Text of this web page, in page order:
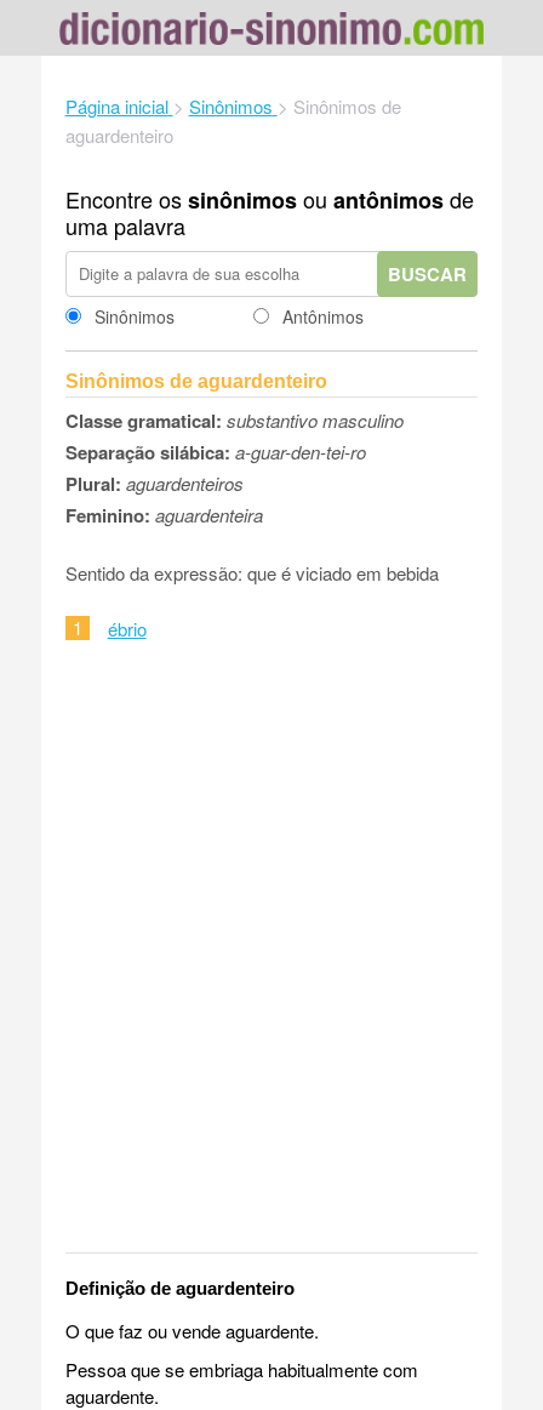
Página inicial > Sinônimos > Sinônimos de
aguardenteiro
Encontre ossinônimosou antônimosde
uma palavra
BUSCAR
Sinônimos Antônimos
Sinônimos de aguardenteiro
Classe gramatical: substantivo masculino
Separação silábica: a-guar-den-tei-ro
Plural: aguardenteiros
Feminino: aguardenteira
Sentido da expressão: que é viciado em bebida
1 ébrio
Definição de aguardenteiro
O que faz ou vende aguardente.
Pessoa que se embriaga habitualmente com
aguardente.